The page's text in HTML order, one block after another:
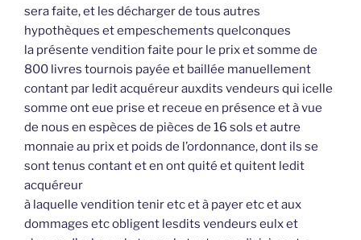
sera faite, et les décharger de tous autres
hypothèques et empeschements quelconques
la présente vendition faite pour le prix et somme de
800 livres tournois payée et baillée manuellement
contant par ledit acquéreur auxdits vendeurs qui icelle
somme ont eue prise et receue en présence et à vue
de nous en espèces de pièces de 16 sols et autre
monnaie au prix et poids de l’ordonnance, dont ils se
sont tenus contant et en ont quité et quitent ledit
acquéreur
à laquelle vendition tenir etc et à payer etc et aux
dommages etc obligent lesdits vendeurs eulx et